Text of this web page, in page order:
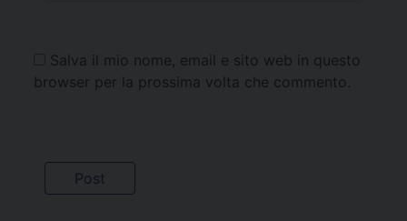
Salva il mio nome, email e sito web in questo
browser per la prossima volta che commento.